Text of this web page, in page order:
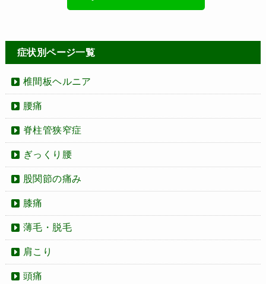
症状別ページ一覧
椎間板ヘルニア
腰痛
脊柱管狭窄症
ぎっくり腰
股関節の痛み
膝痛
薄毛・脱毛
肩こり
頭痛